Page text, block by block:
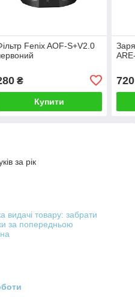
Fenix AOF-S+V2.0
₴
Купити
720
за рік
видачі товару: забрати
за попередньою